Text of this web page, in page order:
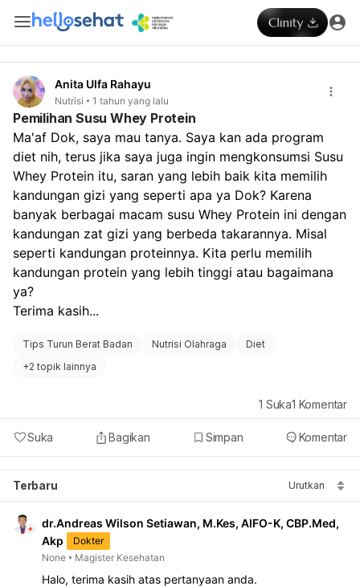
Anita Ulfa Rahayu
Nutrisi 1 tahun yang lalu
Pemilihan Susu Whey Protein
Ma'af Dok, saya mau tanya. Saya kan ada program
diet nih, terus jika saya juga ingin mengkonsumsi Susu
Whey Protein itu, saran yang lebih baik kita memilih
kandungan gizi yang seperti apa ya Dok? Karena
banyak berbagai macam susu Whey Protein ini dengan
kandungan zat gizi yang berbeda takarannya. Misal
seperti kandungan proteinnya. Kita perlu memilih
kandungan protein yang lebih tinggi atau bagaimana
ya?
Terima kasih...
Tips Turun Berat Badan Nutrisi Olahraga
Diet
+2 topik lainnya
Suka Bagikan Simpan Komentar
1 Suka1 Komentar
Terbaru Urutkan
dr.Andreas Wilson Setiawan, M.Kes, AIFO-K, CBP.Med,
Akp
Dokter
None
Magister Kesehatan
Halo, terima kasih atas pertanyaan anda.